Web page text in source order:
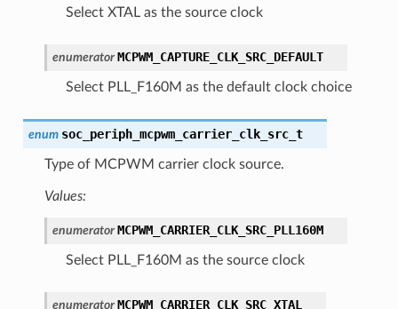
Select XTAL as the source clock
enumerator MCPWM_CAPTURE_CLK_SRC_DEFAULT
Select PLL_F160M as the default clock choice
enum soc_periph_mcpwm_carrier_clk_src_t
Type of MCPWM carrier clock source.
Values:
enumerator MCPWM_CARRIER_CLK_SRC_PLL160M
Select PLL_F160M as the source clock
enumerator MCPWM_CARRIER_CLK_SRC_XTAL